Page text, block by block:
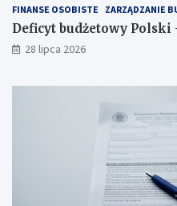
FINANSE OSOBISTE ZARZĄDZANIE
Deficyt budżetowy
28 lipca 2026